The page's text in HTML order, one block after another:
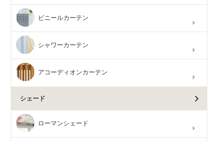
ビニールカーテン
シャワーカーテン
アコーディオンカーテン
シェード
ローマンシェード